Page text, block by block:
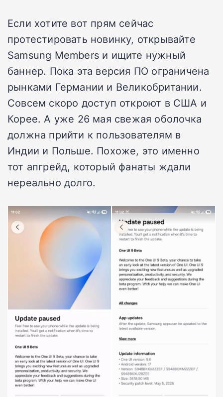
Если хотите вот прям сейчас
протестировать новинку, открывайте
Samsung Members и ищите нужный
баннер. Пока эта версия ПО ограничена
рынками Германии и Великобритании.
Совсем скоро доступ откроют в США и
Корее. А уже 26 мая свежая оболочка
должна прийти к пользователям в
Индии и Польше. Похоже, это именно
тот апгрейд, который фанаты ждали
нереально долго.